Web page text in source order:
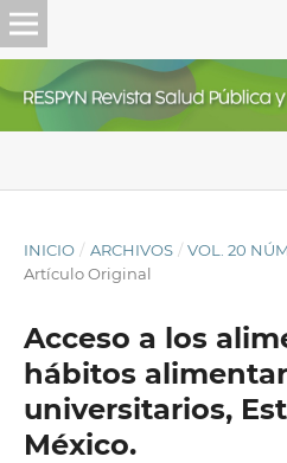
INICIO / ARCHIVOS / VOL. 20
Artículo Original
Acceso a los
hábitos
universitarios,
México.